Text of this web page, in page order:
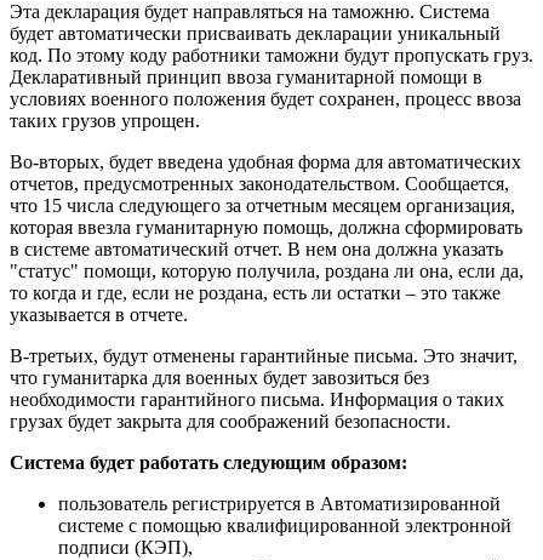
Эта декларация будет направляться на таможню. Система
будет автоматически присваивать декларации уникальный
код. По этому коду работники таможни будут пропускать груз.
Декларативный принцип ввоза гуманитарной помощи в
условиях военного положения будет сохранен, процесс ввоза
таких грузов упрощен.
Во-вторых, будет введена удобная форма для автоматических
отчетов, предусмотренных законодательством. Сообщается,
что 15 числа следующего за отчетным месяцем организация,
которая ввезла гуманитарную помощь, должна сформировать
в системе автоматический отчет. В нем она должна указать
"статус" помощи, которую получила, роздана ли она, если да,
то когда и где, если не роздана, есть ли остатки – это также
указывается в отчете.
В-третьих, будут отменены гарантийные письма. Это значит,
что гуманитарка для военных будет завозиться без
необходимости гарантийного письма. Информация о таких
грузах будет закрыта для соображений безопасности.
Система будет работать следующим образом:
пользователь регистрируется в Автоматизированной
системе с помощью квалифицированной электронной
подписи (КЭП),